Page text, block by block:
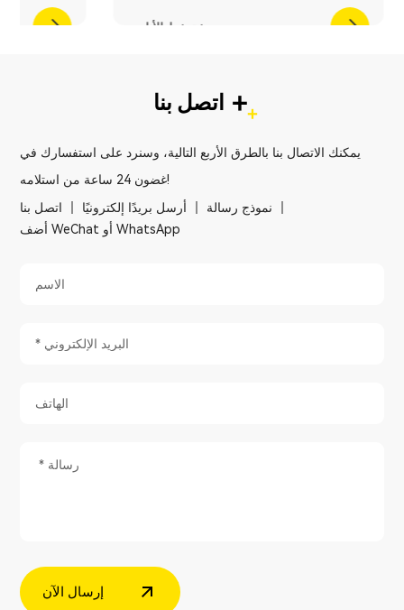
مضخة خط الأنابيب المختلط
اتصل بنا +
يمكنك الاتصال بنا بالطرق الأربع التالية، وسنرد على استفسارك في
غضون 24 ساعة من استلامه!
اتصل بنا
أرسل بريدًا إلكترونيًا
نموذج رسالة
أضف WeChat أو WhatsApp
إرسال الآن